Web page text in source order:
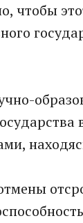
чтобы